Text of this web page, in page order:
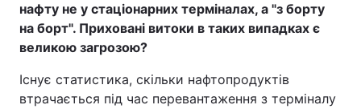
нафту не у стаціонарних терміналах, а "з борту
на борт". Приховані витоки в таких випадках є
великою загрозою?
Існує статистика, скільки нафтопродуктів
втрачається під час перевантаження з терміналу